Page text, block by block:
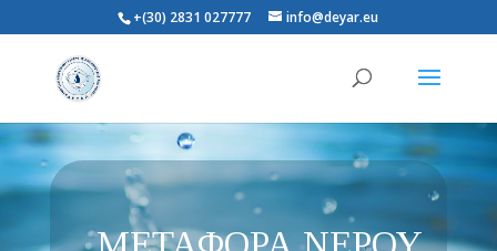
+(30) 2831 027777 info@deyar.eu